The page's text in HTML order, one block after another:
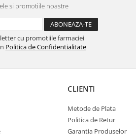
si promotiile noastre
cu promotiile farmaciei
Politica de Confidentialitate
CLIENTI
Metode de Plata
Politica de Retur
Garantia Produselor